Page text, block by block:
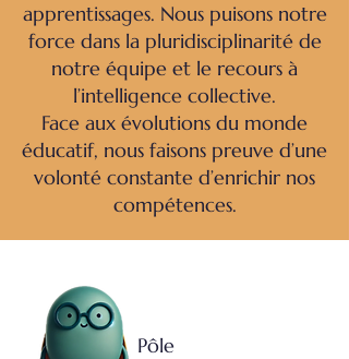
apprentissages. Nous puisons notre
force dans la pluridisciplinarité de
notre équipe et le recours à
l’intelligence collective.
Face aux évolutions du monde
éducatif, nous faisons preuve d’une
volonté constante d’enrichir nos
compétences.
Pôle